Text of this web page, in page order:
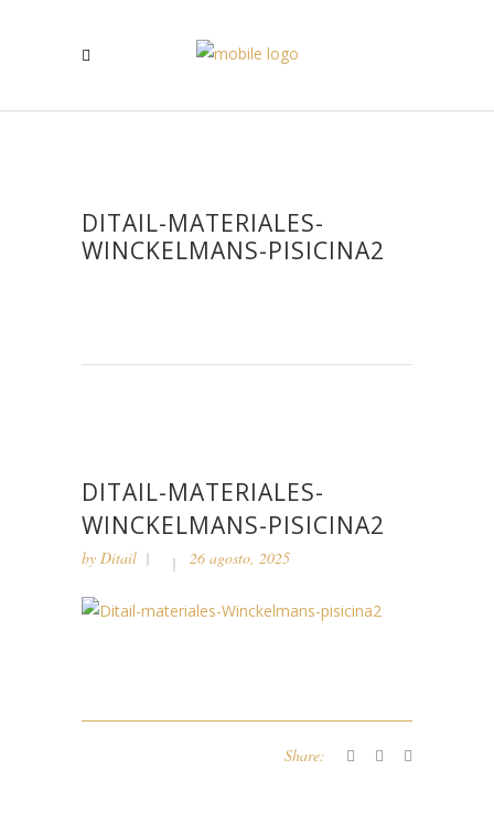
DITAIL-MATERIALES-
WINCKELMANS-PISICINA2
DITAIL-MATERIALES-
WINCKELMANS-PISICINA2
by Ditail 26 agosto, 2025
Share: